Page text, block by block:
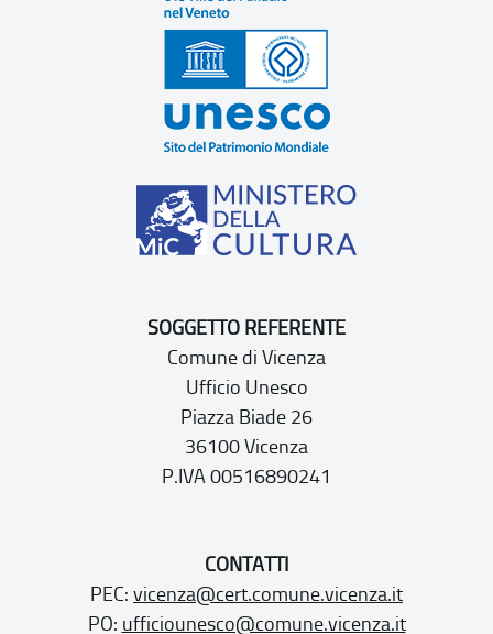
SOGGETTO REFERENTE
Comune di Vicenza
Ufficio Unesco
Piazza Biade 26
36100 Vicenza
P.IVA 00516890241
CONTATTI
PEC: vicenza@cert.comune.vicenza.it
PO: ufficiounesco@comune.vicenza.it